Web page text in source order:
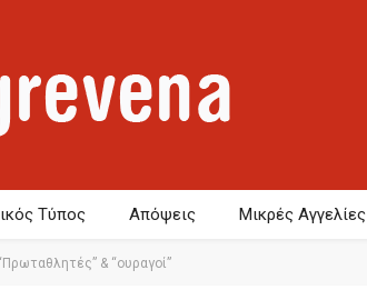
Τύπος Απόψεις Μικρές Αγγελίες
& “ουραγοί”